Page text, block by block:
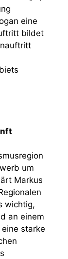
eine
bildet
um
Markus
wichtig,
an einem
starke